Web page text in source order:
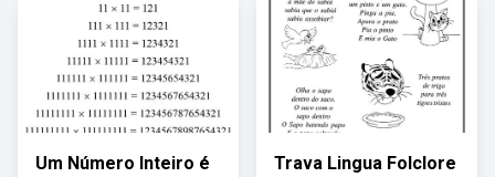
Um Número Inteiro é Trava Lingua Folclore